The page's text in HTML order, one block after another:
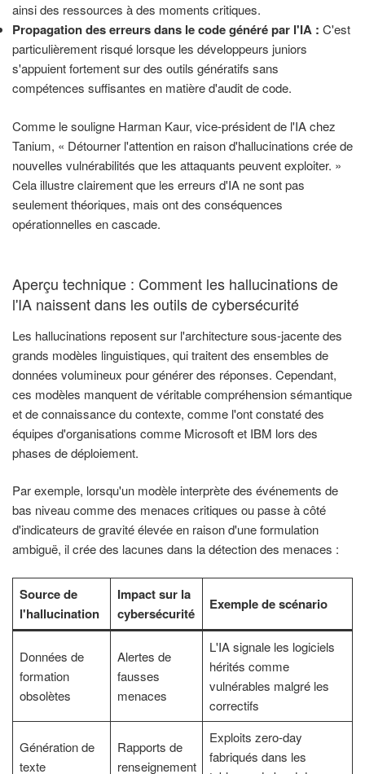
ainsi des ressources à des moments critiques.
Propagation des erreurs dans le code généré par l'IA : C'est
particulièrement risqué lorsque les développeurs juniors
s'appuient fortement sur des outils génératifs sans
compétences suffisantes en matière d'audit de code.
Comme le souligne Harman Kaur, vice-président de l'IA chez
Tanium, « Détourner l'attention en raison d'hallucinations crée de
nouvelles vulnérabilités que les attaquants peuvent exploiter. »
Cela illustre clairement que les erreurs d'IA ne sont pas
seulement théoriques, mais ont des conséquences
opérationnelles en cascade.
Aperçu technique : Comment les hallucinations de
l'IA naissent dans les outils de cybersécurité
Les hallucinations reposent sur l'architecture sous-jacente des
grands modèles linguistiques, qui traitent des ensembles de
données volumineux pour générer des réponses. Cependant,
ces modèles manquent de véritable compréhension sémantique
et de connaissance du contexte, comme l'ont constaté des
équipes d'organisations comme Microsoft et IBM lors des
phases de déploiement.
Par exemple, lorsqu'un modèle interprète des événements de
bas niveau comme des menaces critiques ou passe à côté
d'indicateurs de gravité élevée en raison d'une formulation
ambiguë, il crée des lacunes dans la détection des menaces :
Source de
l'hallucination
Impact sur la
cybersécurité
Exemple de scénario
Données de
formation
obsolètes
Alertes de
fausses
menaces
L'IA signale les logiciels
hérités comme
vulnérables malgré les
correctifs
Génération de
texte
Rapports de
renseignement
Exploits zero-day
fabriqués dans les